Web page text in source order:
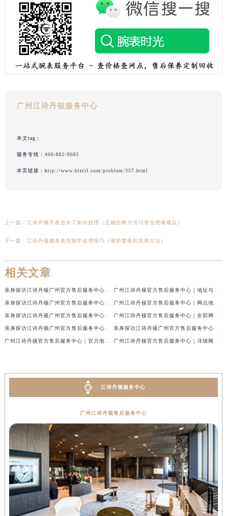
广州江诗丹顿服务中心
本文tag：
服务专线： 400-882-9682
本页链接： http://www.hlzcrl.com/problem/357.html
上一篇： 江诗丹顿手表进水了如何处理（正确自救方法与专业维修建议）
下一篇： 江诗丹顿腕表表壳割手处理技巧（保护爱表的实用方法）
相关文章
江诗丹顿服务中心
广州江诗丹顿售后服务中心